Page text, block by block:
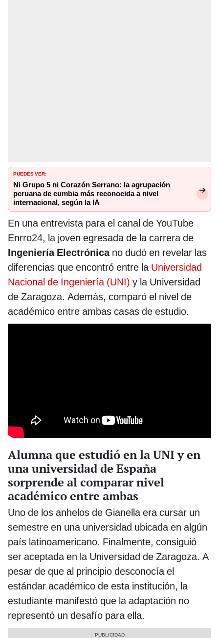
PUEDES VER:
Ni Grupo 5 ni Corazón Serrano: la agrupación
peruana de cumbia más reconocida a nivel
internacional, según la IA
En una entrevista para el canal de YouTube
Enrro24, la joven egresada de la carrera de
Ingeniería Electrónica no dudó en revelar las
diferencias que encontró entre la Universidad
Nacional de Ingeniería (UNI) y la Universidad
de Zaragoza. Además, comparó el nivel de
académico entre ambas casas de estudio.
Alumna que estudió en la UNI y en
una universidad de España
sorprende al comparar nivel
académico entre ambas
Uno de los anhelos de Gianella era cursar un
semestre en una universidad ubicada en algún
país latinoamericano. Finalmente, consiguió
ser aceptada en la Universidad de Zaragoza. A
pesar de que al principio desconocía el
estándar académico de esta institución, la
estudiante manifestó que la adaptación no
representó un desafío para ella.